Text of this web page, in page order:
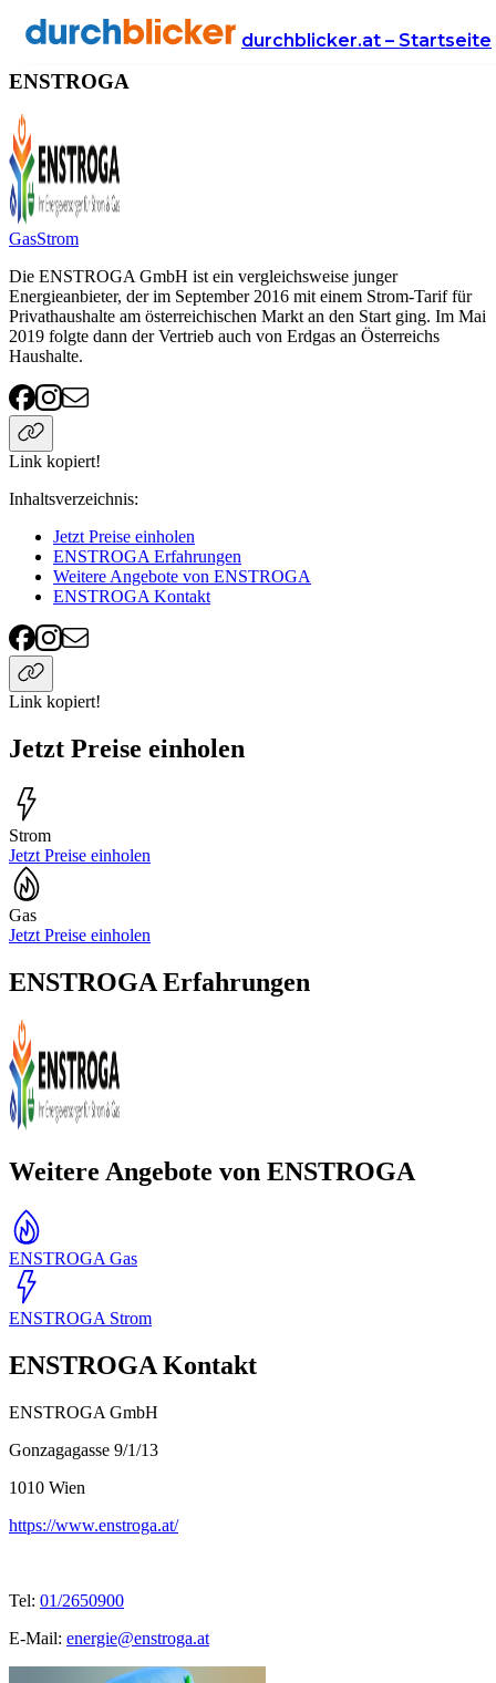
durchblicker.at – Startseite
Anbieter Energie ENSTROGA
ENSTROGA
GasStrom
Die ENSTROGA GmbH ist ein vergleichsweise junger
Energieanbieter, der im September 2016 mit einem Strom-Tarif für
Privathaushalte am österreichischen Markt an den Start ging. Im Mai
2019 folgte dann der Vertrieb auch von Erdgas an Österreichs
Haushalte.
Link kopiert!
Inhaltsverzeichnis:
Jetzt Preise einholen
ENSTROGA Erfahrungen
Weitere Angebote von ENSTROGA
ENSTROGA Kontakt
Link kopiert!
Jetzt Preise einholen
Strom
Jetzt Preise einholen
Gas
Jetzt Preise einholen
ENSTROGA Erfahrungen
Weitere Angebote von ENSTROGA
ENSTROGA Gas
ENSTROGA Strom
ENSTROGA Kontakt
ENSTROGA GmbH
Gonzagagasse 9/1/13
1010 Wien
https://www.enstroga.at/
Tel: 01/2650900
E-Mail: energie@enstroga.at